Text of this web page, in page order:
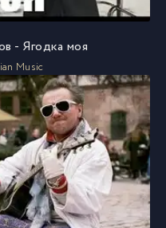
- Ягодка моя
Music